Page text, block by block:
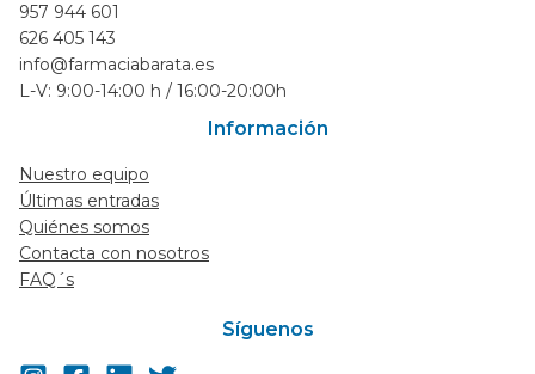
957 944 601
626 405 143
info@farmaciabarata.es
L-V: 9:00-14:00 h / 16:00-20:00h
Información
Nuestro equipo
Últimas entradas
Quiénes somos
Contacta con nosotros
FAQ´s
Síguenos